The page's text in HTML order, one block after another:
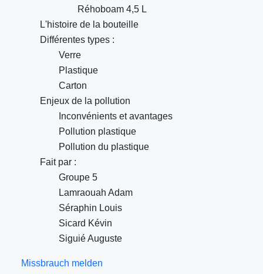
Réhoboam 4,5 L
L'histoire de la bouteille
Différentes types :
Verre
Plastique
Carton
Enjeux de la pollution
Inconvénients et avantages
Pollution plastique
Pollution du plastique
Fait par :
Groupe 5
Lamraouah Adam
Séraphin Louis
Sicard Kévin
Siguié Auguste
Missbrauch melden